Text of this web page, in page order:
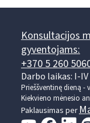
Konsultacijos
gyventojams:
+370 5 260
Darbo laikas: I-IV
Prieššventinę dieną
Kiekvieno mėnesio
Paklausimas per